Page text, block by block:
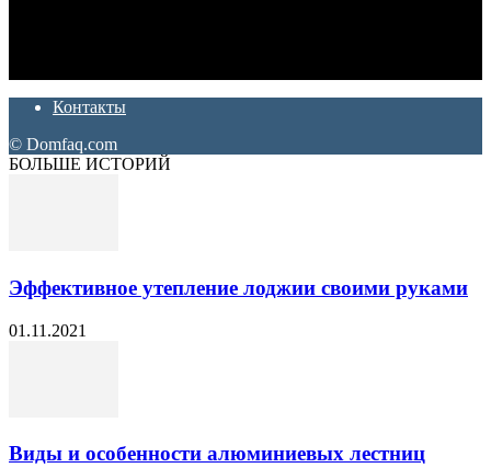
Контакты
© Domfaq.com
БОЛЬШЕ ИСТОРИЙ
Эффективное утепление лоджии своими руками
01.11.2021
Виды и особенности алюминиевых лестниц